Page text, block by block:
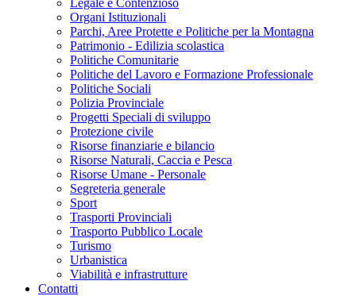
Legale e Contenzioso
Organi Istituzionali
Parchi, Aree Protette e Politiche per la Montagna
Patrimonio - Edilizia scolastica
Politiche Comunitarie
Politiche del Lavoro e Formazione Professionale
Politiche Sociali
Polizia Provinciale
Progetti Speciali di sviluppo
Protezione civile
Risorse finanziarie e bilancio
Risorse Naturali, Caccia e Pesca
Risorse Umane - Personale
Segreteria generale
Sport
Trasporti Provinciali
Trasporto Pubblico Locale
Turismo
Urbanistica
Viabilità e infrastrutture
Contatti